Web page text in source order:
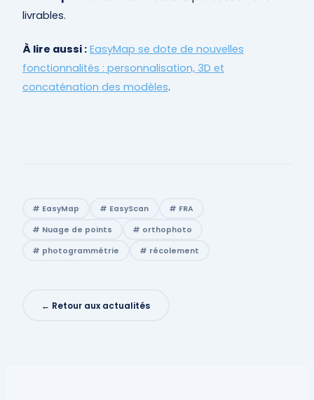
livrables.
À lire aussi : EasyMap se dote de nouvelles
fonctionnalités : personnalisation, 3D et
concaténation des modèles.
# EasyMap # EasyScan
# FRA
# Nuage de points
# orthophoto
# photogrammétrie
# récolement
← Retour aux actualités